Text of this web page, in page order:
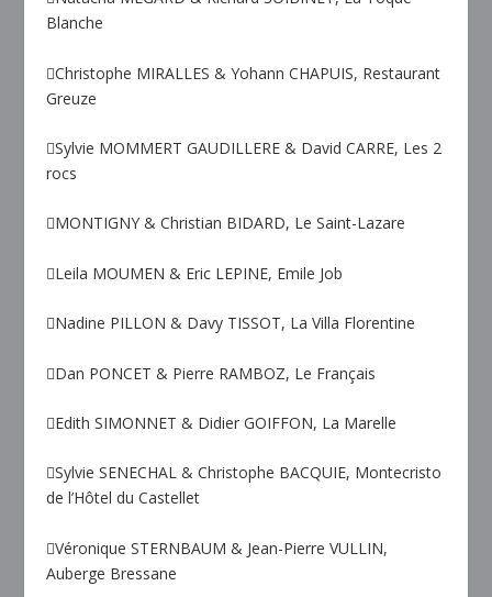
Blanche
Christophe MIRALLES & Yohann CHAPUIS, Restaurant
Greuze
Sylvie MOMMERT GAUDILLERE & David CARRE, Les 2
rocs
MONTIGNY & Christian BIDARD, Le Saint-Lazare
Leila MOUMEN & Eric LEPINE, Emile Job
Nadine PILLON & Davy TISSOT, La Villa Florentine
Dan PONCET & Pierre RAMBOZ, Le Français
Edith SIMONNET & Didier GOIFFON, La Marelle
Sylvie SENECHAL & Christophe BACQUIE, Montecristo
de l’Hôtel du Castellet
Véronique STERNBAUM & Jean-Pierre VULLIN,
Auberge Bressane